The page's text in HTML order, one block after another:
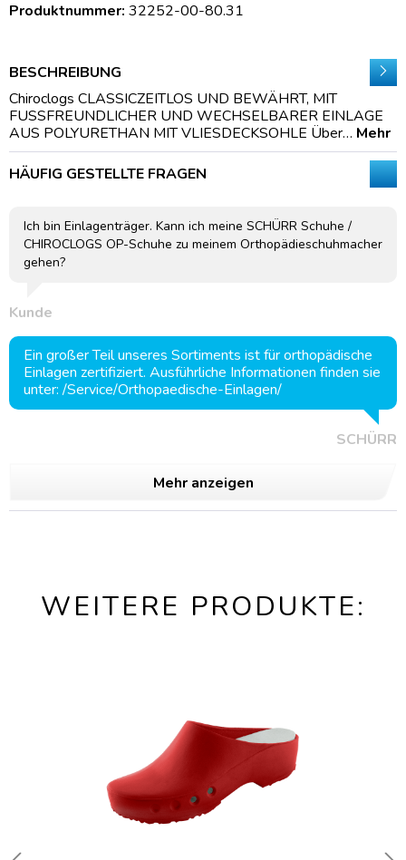
Produktnummer: 32252-00-80.31
BESCHREIBUNG
Chiroclogs CLASSICZEITLOS UND BEWÄHRT, MIT
FUSSFREUNDLICHER UND WECHSELBARER EINLAGE
AUS POLYURETHAN MIT VLIESDECKSOHLE Über… Mehr
HÄUFIG GESTELLTE FRAGEN
Ich bin Einlagenträger. Kann ich meine SCHÜRR Schuhe /
CHIROCLOGS OP-Schuhe zu meinem Orthopädieschuhmacher
gehen?
Kunde
Ein großer Teil unseres Sortiments ist für orthopädische
Einlagen zertifiziert. Ausführliche Informationen finden sie
unter: /Service/Orthopaedische-Einlagen/
SCHÜRR
Mehr anzeigen
WEITERE PRODUKTE: